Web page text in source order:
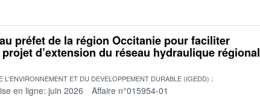
préfet de la région Occitanie pour faciliter
projet d’extension du réseau hydraulique régional
L'ENVIRONNEMENT ET DU DEVELOPPEMENT DURABLE (IGEDD)
en ligne: juin 2026 Affaire n°015954-01